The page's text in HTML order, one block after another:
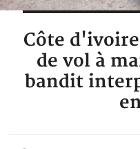
Côte
de vol à
bandit